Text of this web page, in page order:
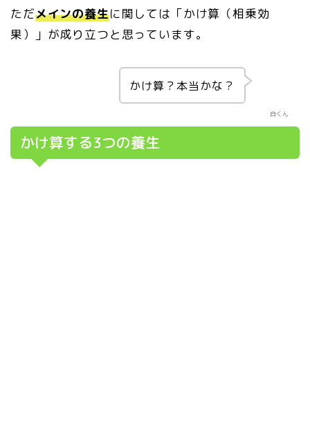
ただメインの養生に関しては「かけ算（相乗効
果）」が成り立つと思っています。
白くん
かけ算？本当かな？
かけ算する3つの養生